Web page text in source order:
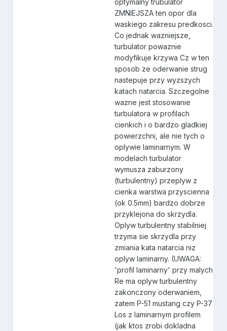
optymalny trubulator
ZMNIEJSZA ten opor dla
waskiego zakresu predkosci.
Co jednak wazniejsze,
turbulator powaznie
modyfikuje krzywa Cz w ten
sposob ze oderwanie strug
nastepuje przy wyzszych
katach natarcia. Szczegolne
wazne jest stosowanie
turbulatora w profilach
cienkich i o bardzo gladkiej
powierzchni, ale nie tych o
oplywie laminarnym. W
modelach turbulator
wymusza zaburzony
(turbulentny) przeplyw z
cienka warstwa przyscienna
(ok 0.5mm) bardzo dobrze
przyklejona do skrzydla.
Oplyw turbulentny stabilniej
trzyma sie skrzydla przy
zmiania kata natarcia niz
oplyw laminarny. (UWAGA:
'profil laminarny' przy malych
Re ma oplyw turbulentny
zakonczony oderwaniem,
zatem P-51 mustang czy P-37
Los z laminarnym profilem
(jak ktos zrobi dokladna